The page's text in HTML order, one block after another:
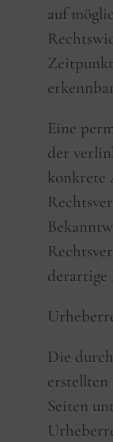
auf
Eine
der
konkrete
derartige
Die
erstellten
Seiten